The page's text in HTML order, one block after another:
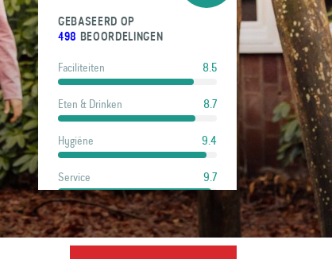
GEBASEERD OP
498 BEOORDELINGEN
Faciliteiten 8.5
Eten & Drinken 8.7
Hygiëne 9.4
Service 9.7
Locatie
Prijs 9.3